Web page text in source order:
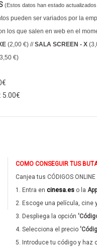
(Estos datos han estado
pueden ser variados por la
los que salen en web en el
(2,00 €) //SALA SCREEN - X
€)
5.00€
COMO CONSEGUIR TUS
Canjea tus CÓDIGOS
1. Entra en cinesa.es o la
2. Escoge una película, cine
3. Despliega la opción
4. Selecciona el precio
5. Introduce tu código y haz